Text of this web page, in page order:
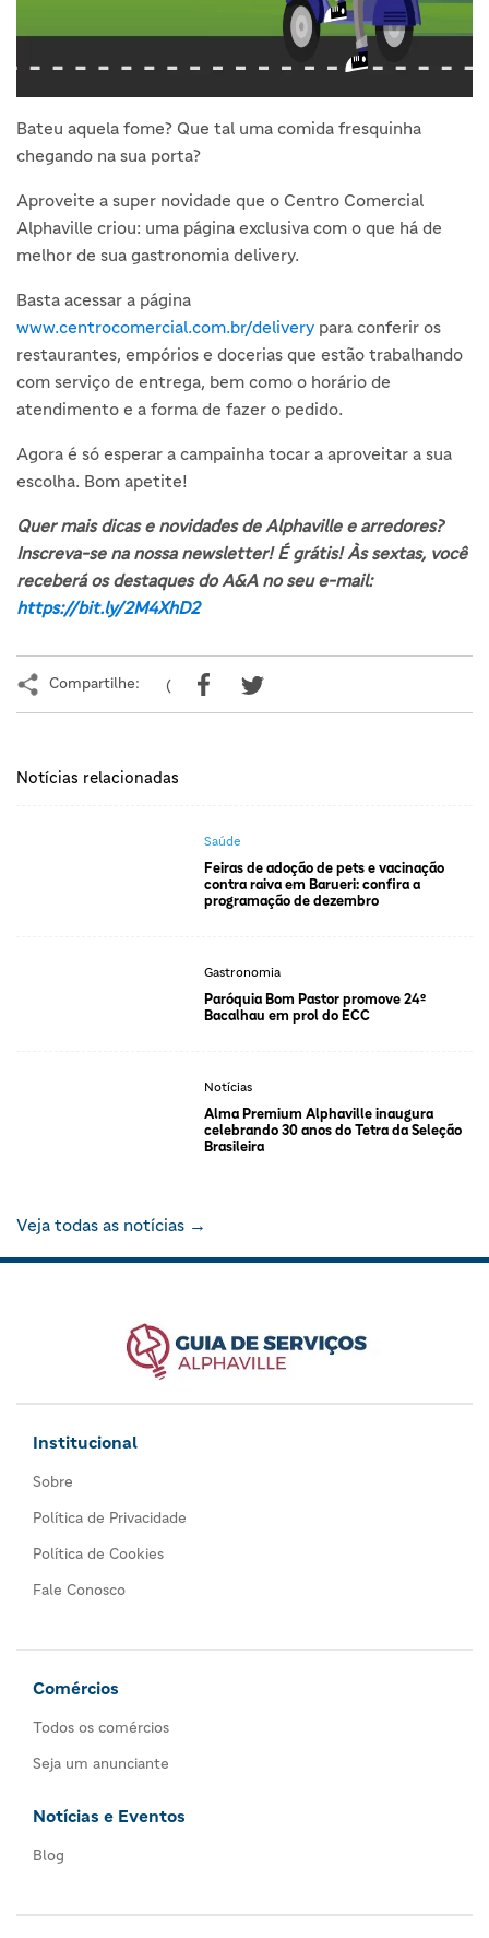
Bateu aquela fome? Que tal uma comida fresquinha
chegando na sua porta?
Aproveite a super novidade que o Centro Comercial
Alphaville criou: uma página exclusiva com o que há de
melhor de sua gastronomia delivery.
Basta acessar a página
www.centrocomercial.com.br/delivery para conferir os
restaurantes, empórios e docerias que estão trabalhando
com serviço de entrega, bem como o horário de
atendimento e a forma de fazer o pedido.
Agora é só esperar a campainha tocar a aproveitar a sua
escolha. Bom apetite!
Quer mais dicas e novidades de Alphaville e arredores?
Inscreva-se na nossa newsletter! É grátis! Às sextas, você
receberá os destaques do A&A no seu e-mail:
https://bit.ly/2M4XhD2
Compartilhe: (
Notícias relacionadas
Saúde
Feiras de adoção de pets e vacinação
contra raiva em Barueri: confira a
programação de dezembro
Gastronomia
Paróquia Bom Pastor promove 24º
Bacalhau em prol do ECC
Notícias
Alma Premium Alphaville inaugura
celebrando 30 anos do Tetra da Seleção
Brasileira
Veja todas as notícias →
Institucional
Sobre
Política de Privacidade
Política de Cookies
Fale Conosco
Comércios
Todos os comércios
Seja um anunciante
Notícias e Eventos
Blog